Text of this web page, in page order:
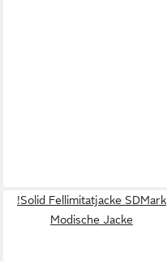
!Solid Fellimitatjacke SDMark
Modische Jacke